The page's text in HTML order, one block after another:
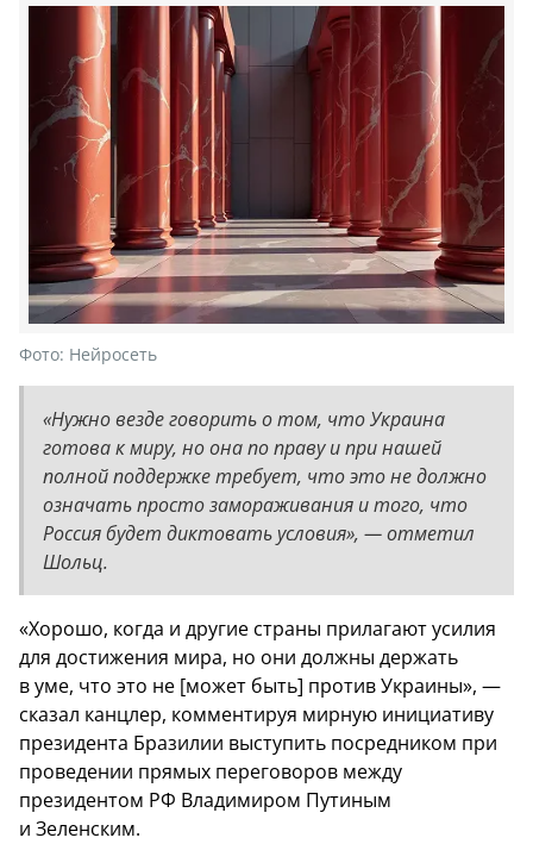
Фото: Нейросеть
«Нужно везде говорить о том, что Украина
готова к миру, но она по праву и при нашей
полной поддержке требует, что это не должно
означать просто замораживания и того, что
Россия будет диктовать условия», — отметил
Шольц.
«Хорошо, когда и другие страны прилагают усилия
для достижения мира, но они должны держать
в уме, что это не [может быть] против Украины», —
сказал канцлер, комментируя мирную инициативу
президента Бразилии выступить посредником при
проведении прямых переговоров между
президентом РФ Владимиром Путиным
и Зеленским.